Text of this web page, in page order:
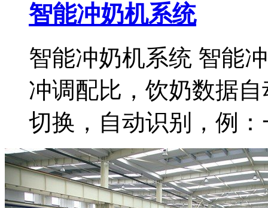
智能冲奶机系统
智能冲奶机系统 智能
冲调配比，饮奶数据
切换，自动识别，例